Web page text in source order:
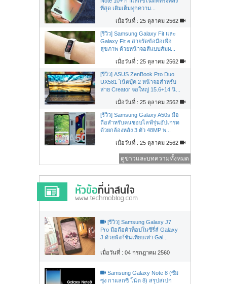
ที่สุด เติมเต็มทุกความ...
เมื่อวันที่ : 25 ตุลาคม 2562
[รีวิว] Samsung Galaxy Fit และ
Galaxy Fit e สายรัดข้อมือเพื่อ
สุขภาพ ด้วยหน้าจอสีแบบสัมผ...
เมื่อวันที่ : 25 ตุลาคม 2562
[รีวิว] ASUS ZenBook Pro Duo
UX581 โน้ตบุ๊ค 2 หน้าจอสำหรับ
สาย Creator จอใหญ่ 15.6+14 นิ...
เมื่อวันที่ : 25 ตุลาคม 2562
[รีวิว] Samsung Galaxy A50s มือ
ถือสำหรับคนชอบไลฟ์รุ่นอัปเกรด
ด้วยกล้องหลัง 3 ตัว 48MP พ...
เมื่อวันที่ : 25 ตุลาคม 2562
ดูข่าวและบทความทั้งหมด
[รีวิว] Samsung Galaxy J7
Pro มือถือตัวท็อปในซีรี่ส์ Galaxy
J ด้วยฟังก์ชันเทียบเท่า Gal...
เมื่อวันที่ : 04 กรกฏาคม 2560
Samsung Galaxy Note 8 (ซัม
ซุง กาแลกซี่ โน้ต 8) สรุปสเปก